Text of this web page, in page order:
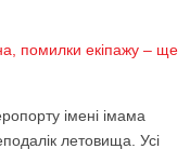
помилки екіпажу – ще
імені імама
летовища. Усі